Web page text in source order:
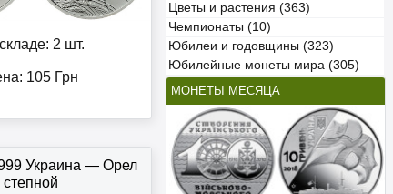
Цветы и растения (363)
Чемпионаты (10)
Юбилеи и годовщины (323)
Юбилейные монеты мира (305)
МОНЕТЫ МЕСЯЦА
2 шт.
105Грн
Украина — Орел
степной